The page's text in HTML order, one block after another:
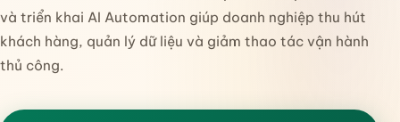
và triển khai AI Automation giúp doanh nghiệp thu hút
khách hàng, quản lý dữ liệu và giảm thao tác vận hành
thủ công.